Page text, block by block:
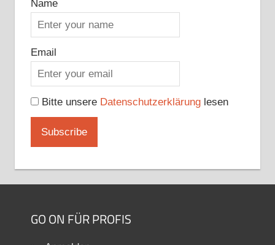
Name
Email
Bitte unsere Datenschutzerklärunglesen
GO ON FÜR PROFIS